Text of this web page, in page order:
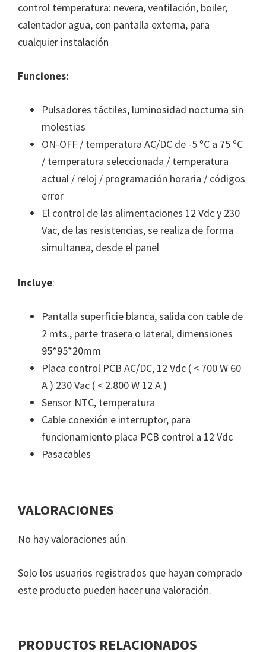
control temperatura: nevera, ventilación, boiler,
calentador agua, con pantalla externa, para
cualquier instalación
Funciones:
Pulsadores táctiles, luminosidad nocturna sin
molestias
ON-OFF / temperatura AC/DC de -5 ºC a 75 ºC
/ temperatura seleccionada / temperatura
actual / reloj / programación horaria / códigos
error
El control de las alimentaciones 12 Vdc y 230
Vac, de las resistencias, se realiza de forma
simultanea, desde el panel
Incluye:
Pantalla superficie blanca, salida con cable de
2 mts., parte trasera o lateral, dimensiones
95*95*20mm
Placa control PCB AC/DC, 12 Vdc ( < 700 W 60
A ) 230 Vac ( < 2.800 W 12 A )
Sensor NTC, temperatura
Cable conexión e interruptor, para
funcionamiento placa PCB control a 12 Vdc
Pasacables
VALORACIONES
No hay valoraciones aún.
Solo los usuarios registrados que hayan comprado
este producto pueden hacer una valoración.
PRODUCTOS RELACIONADOS